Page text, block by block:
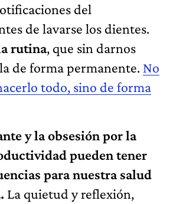
del
de lavarse los dientes.
rutina, que sin darnos
de forma permanente. No
todo, sino de forma
y la obsesión por la
pueden tener
para nuestra salud
La quietud y reflexión,